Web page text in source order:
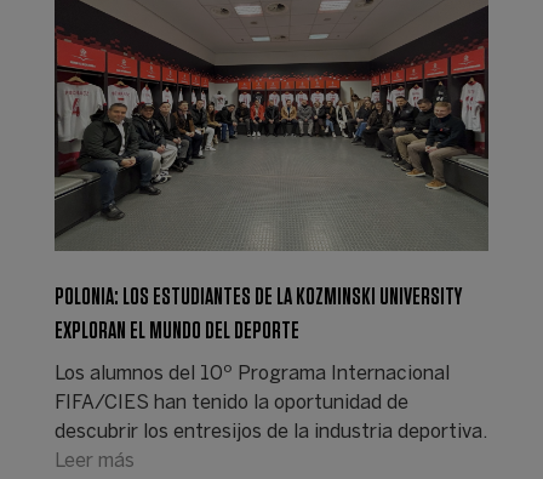
POLONIA: LOS ESTUDIANTES DE LA KOZMINSKI UNIVERSITY
EXPLORAN EL MUNDO DEL DEPORTE
Los alumnos del 10º Programa Internacional
FIFA/CIES han tenido la oportunidad de
descubrir los entresijos de la industria deportiva.
Leer más